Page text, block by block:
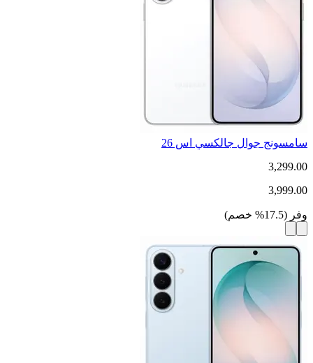
سامسونج جوال جالكسي اس 26
3,299.00
3,999.00
وفر (
17.5
% خصم)